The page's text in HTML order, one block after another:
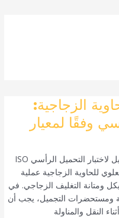
الزجاجية:
وفقًا لمعيار
اختبار التحميل العلوي للحاوية الزجاجية: دليل لاختبار التحميل الرأسي ISO
للحاوية الزجاجية عملية
ومتانة التغليف الزجاجي. في
ومستحضرات التجميل، يجب أن
النقل والمناولة